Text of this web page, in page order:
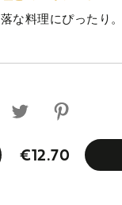
な料理にぴったり。
€12.70